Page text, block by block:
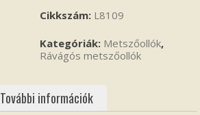
Cikkszám: L8109
Kategóriák: Metszőollók,
Rávágós metszőollók
További információk